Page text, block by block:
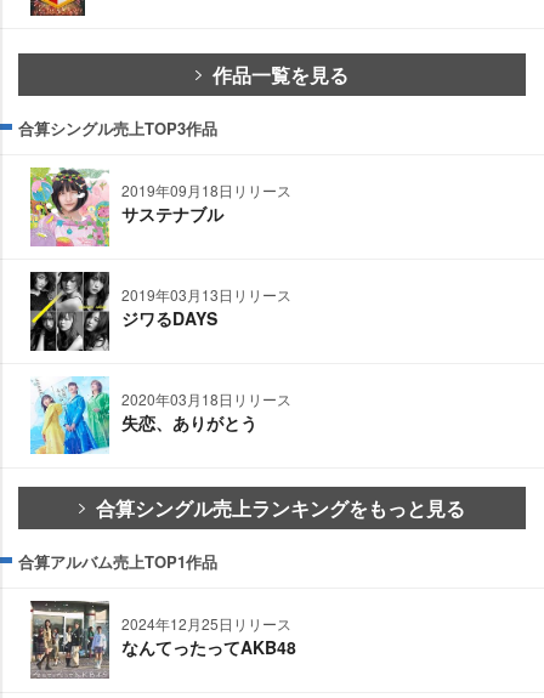
作品一覧を見る
合算シングル売上TOP3作品
2019年09月18日リリース
サステナブル
2019年03月13日リリース
ジワるDAYS
2020年03月18日リリース
失恋、ありがとう
合算シングル売上ランキングをもっと見る
合算アルバム売上TOP1作品
2024年12月25日リリース
なんてったってAKB48